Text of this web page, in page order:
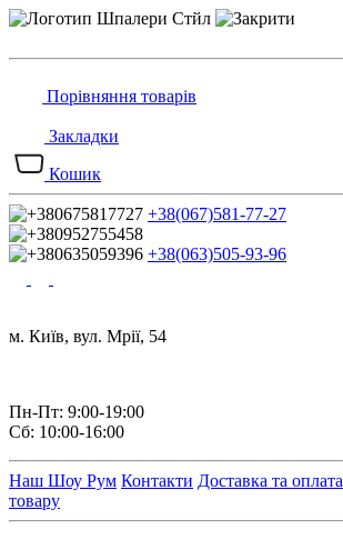
Порівняння товарів
Закладки
Кошик
+38(067)581-77-27
+38(063)505-93-96
м. Київ, вул. Мрії, 54
Пн-Пт: 9:00-19:00
Сб: 10:00-16:00
Наш Шоу Рум Контакти Доставка та оплата
товару